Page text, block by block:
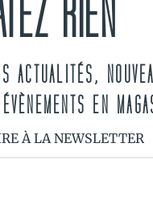
RIEN
ACTUALITÉS,
EN
À LA NEWSLETTER